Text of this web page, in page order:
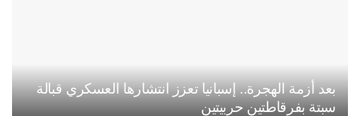
بعد أزمة الهجرة.. إسبانيا تعزز انتشارها العسكري قبالة
سبتة بفرقاطتين حربيتين